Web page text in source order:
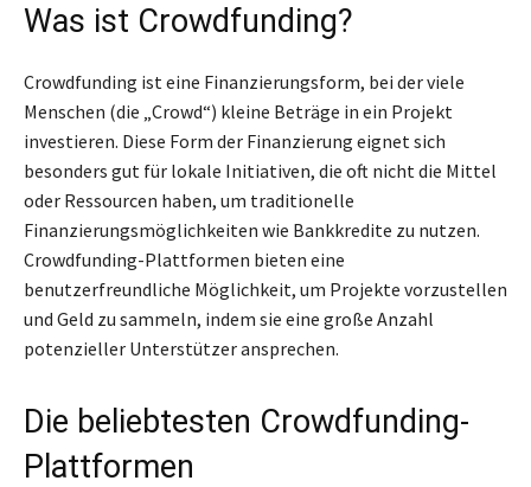
Was ist Crowdfunding?
Crowdfunding ist eine Finanzierungsform, bei der viele
Menschen (die „Crowd“) kleine Beträge in ein Projekt
investieren. Diese Form der Finanzierung eignet sich
besonders gut für lokale Initiativen, die oft nicht die Mittel
oder Ressourcen haben, um traditionelle
Finanzierungsmöglichkeiten wie Bankkredite zu nutzen.
Crowdfunding-Plattformen bieten eine
benutzerfreundliche Möglichkeit, um Projekte vorzustellen
und Geld zu sammeln, indem sie eine große Anzahl
potenzieller Unterstützer ansprechen.
Die beliebtesten Crowdfunding-
Plattformen